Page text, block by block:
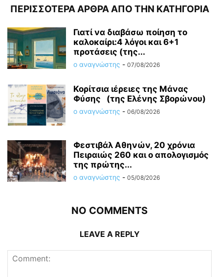
ΠΕΡΙΣΣΟΤΕΡΑ ΑΡΘΡΑ ΑΠΟ ΤΗΝ ΚΑΤΗΓΟΡΙΑ
Γιατί να διαβάσω ποίηση το
καλοκαίρι:4 λόγοι και 6+1
προτάσεις (της...
ο αναγνώστης - 07/08/2026
Κορίτσια ιέρειες της Μάνας
Φύσης (της Ελένης Σβορώνου)
ο αναγνώστης - 06/08/2026
Φεστιβάλ Αθηνών, 20 χρόνια
Πειραιώς 260 και ο απολογισμός
της πρώτης...
ο αναγνώστης - 05/08/2026
NO COMMENTS
LEAVE A REPLY